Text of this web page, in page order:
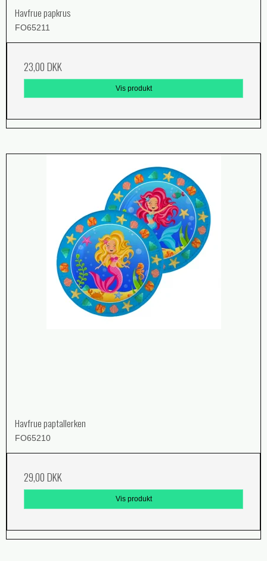
Havfrue papkrus
FO65211
23,00 DKK
Vis produkt
Havfrue paptallerken
FO65210
29,00 DKK
Vis produkt